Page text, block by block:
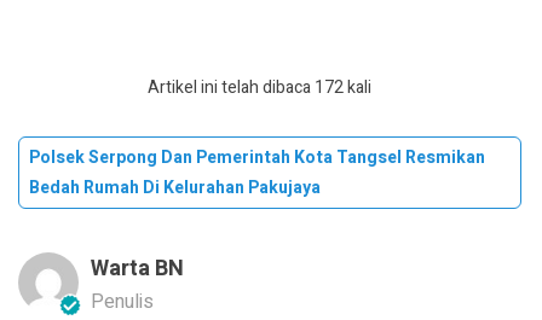
Artikel ini telah dibaca 172 kali
Polsek Serpong Dan Pemerintah Kota Tangsel Resmikan
Bedah Rumah Di Kelurahan Pakujaya
Warta BN
Penulis